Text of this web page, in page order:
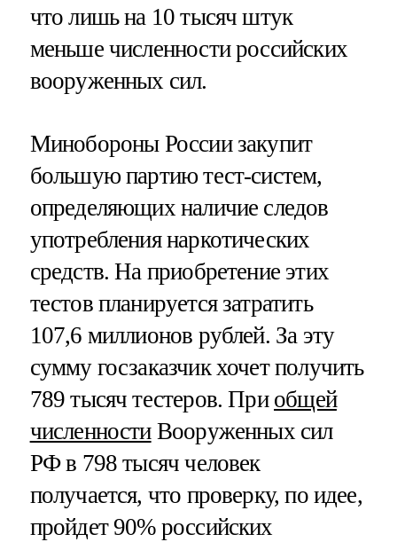
что лишь на 10 тысяч штук
меньше численности российских
вооруженных сил.
Минобороны России закупит
большую партию тест-систем,
определяющих наличие следов
употребления наркотических
средств. На приобретение этих
тестов планируется затратить
107,6 миллионов рублей. За эту
сумму госзаказчик хочет получить
789 тысяч тестеров. При общей
численностиВооруженных сил
РФ в 798 тысяч человек
получается, что проверку, по идее,
пройдет 90% российских